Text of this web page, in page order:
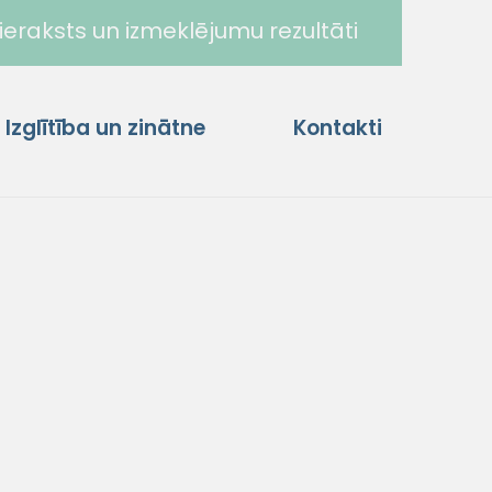
un izmeklējumu rezultāti
Izglītība un zinātne Kontakti